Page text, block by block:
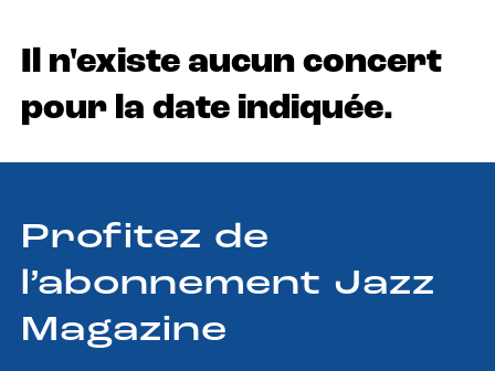
Il n'existe aucun concert
pour la date indiquée.
Profitez de
l’abonnement Jazz
Magazine